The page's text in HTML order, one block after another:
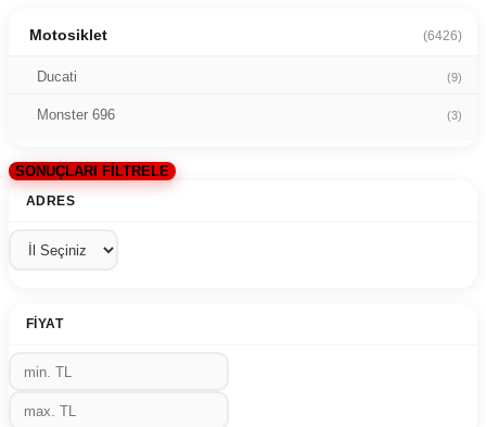
Motosiklet (6426)
Ducati (9)
Monster 696 (3)
SONUÇLARI FİLTRELE
ADRES
FIYAT